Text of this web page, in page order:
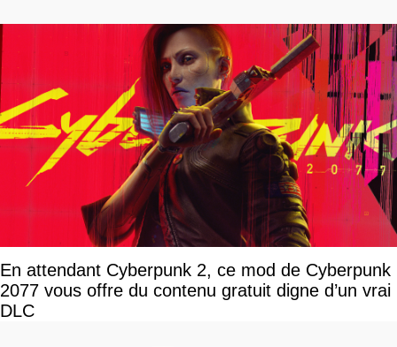
En attendant Cyberpunk 2, ce mod de Cyberpunk
2077 vous offre du contenu gratuit digne d’un vrai
DLC